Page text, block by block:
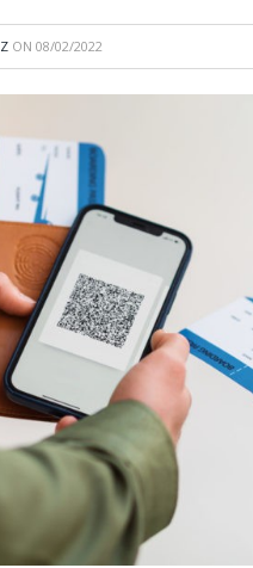
ON 08/02/2022